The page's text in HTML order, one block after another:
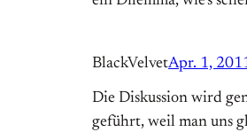
BlackVelvetApr. 1,
Die Diskussion wird
geführt, weil man uns